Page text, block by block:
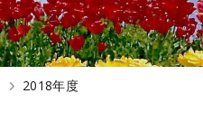
2018年度